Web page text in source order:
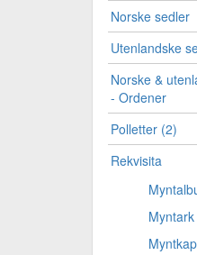
Norske sedler
Utenlandske
Norske &
- Ordener
Polletter (2)
Rekvisita